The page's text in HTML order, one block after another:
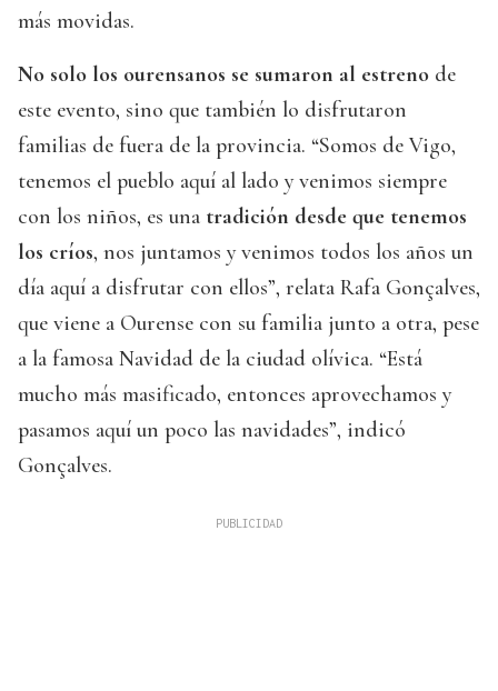
más movidas.
No solo los ourensanos se sumaron al estreno de
este evento, sino que también lo disfrutaron
familias de fuera de la provincia. “Somos de Vigo,
tenemos el pueblo aquí al lado y venimos siempre
con los niños, es una tradición desde que tenemos
los críos, nos juntamos y venimos todos los años un
día aquí a disfrutar con ellos”, relata Rafa Gonçalves,
que viene a Ourense con su familia junto a otra, pese
a la famosa Navidad de la ciudad olívica. “Está
mucho más masificado, entonces aprovechamos y
pasamos aquí un poco las navidades”, indicó
Gonçalves.